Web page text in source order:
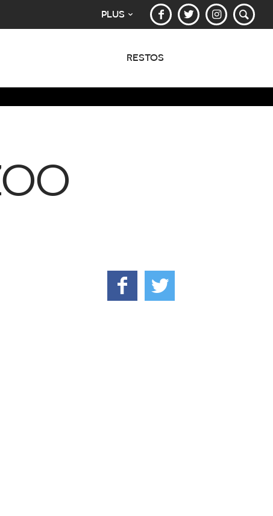
PLUS
RESTOS